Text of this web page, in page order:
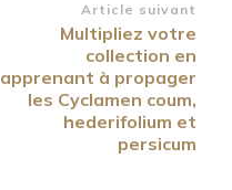
Article suivant
Multipliez votre
collection en
apprenant à propager
les Cyclamen coum,
hederifolium et
persicum